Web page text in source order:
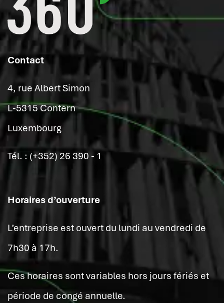
Contact
4, rue Albert Simon
L-5315 Contern
Luxembourg
Tél. : (+352) 26 390 - 1
Horaires d’ouverture
L’entreprise est ouvert du lundi au vendredi de
7h30 à 17h.
Ces horaires sont variables hors jours fériés et
période de congé annuelle.